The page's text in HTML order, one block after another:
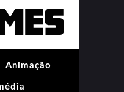
Animação